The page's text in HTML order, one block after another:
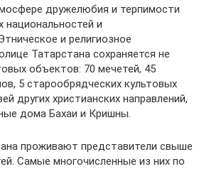
дружелюбия и терпимости
и
и религиозное
Татарстана сохраняется не
объектов: 70 мечетей, 45
5 старообрядческих культовых
других христианских направлений,
дома Бахаи и Кришны.
проживают представители свыше
Самые многочисленные из них по